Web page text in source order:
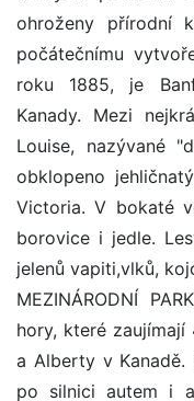
ohroženy přírodní
počátečnímu
roku 1885, je
Kanady. Mezi
Louise, nazývané
obklopeno
Victoria. V bokaté
borovice i jedle.
jelenů vapiti,vlků,
MEZINÁRODNÍ
hory, které
a Alberty v
po silnici autem i